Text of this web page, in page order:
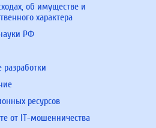
об имуществе и
характера
РФ
ресурсов
от IT-мошенничества